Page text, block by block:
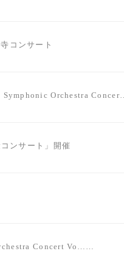
コンサート
Symphonic Orchestra
ンサート」開催
Concert Vo……